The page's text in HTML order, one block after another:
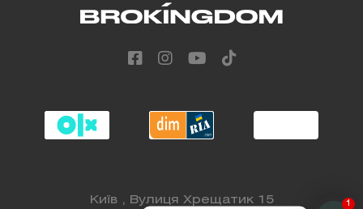
Київ , Вулиця Хрещатик 15 1